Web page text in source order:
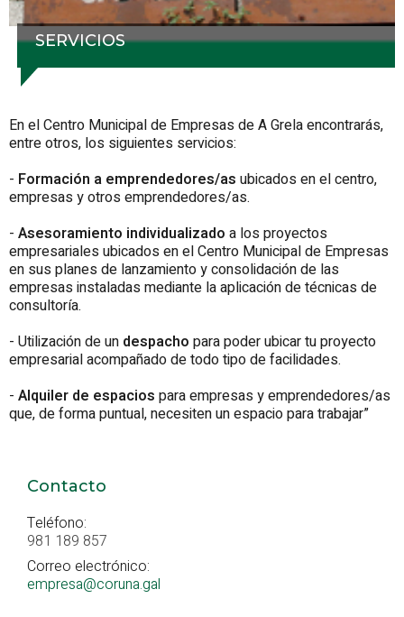
SERVICIOS
En el Centro Municipal de Empresas de A Grela encontrarás,
entre otros, los siguientes servicios:
- Formación a emprendedores/as ubicados en el centro,
empresas y otros emprendedores/as.
- Asesoramiento individualizado a los proyectos
empresariales ubicados en el Centro Municipal de Empresas
en sus planes de lanzamiento y consolidación de las
empresas instaladas mediante la aplicación de técnicas de
consultoría.
- Utilización de un despacho para poder ubicar tu proyecto
empresarial acompañado de todo tipo de facilidades.
- Alquiler de espacios para empresas y emprendedores/as
que, de forma puntual, necesiten un espacio para trabajar”
Contacto
Teléfono:
981 189 857
Correo electrónico:
empresa@coruna.gal